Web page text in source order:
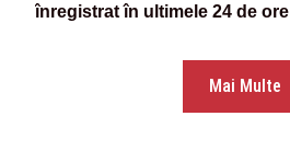
înregistrat în ultimele 24 de ore
Mai Multe